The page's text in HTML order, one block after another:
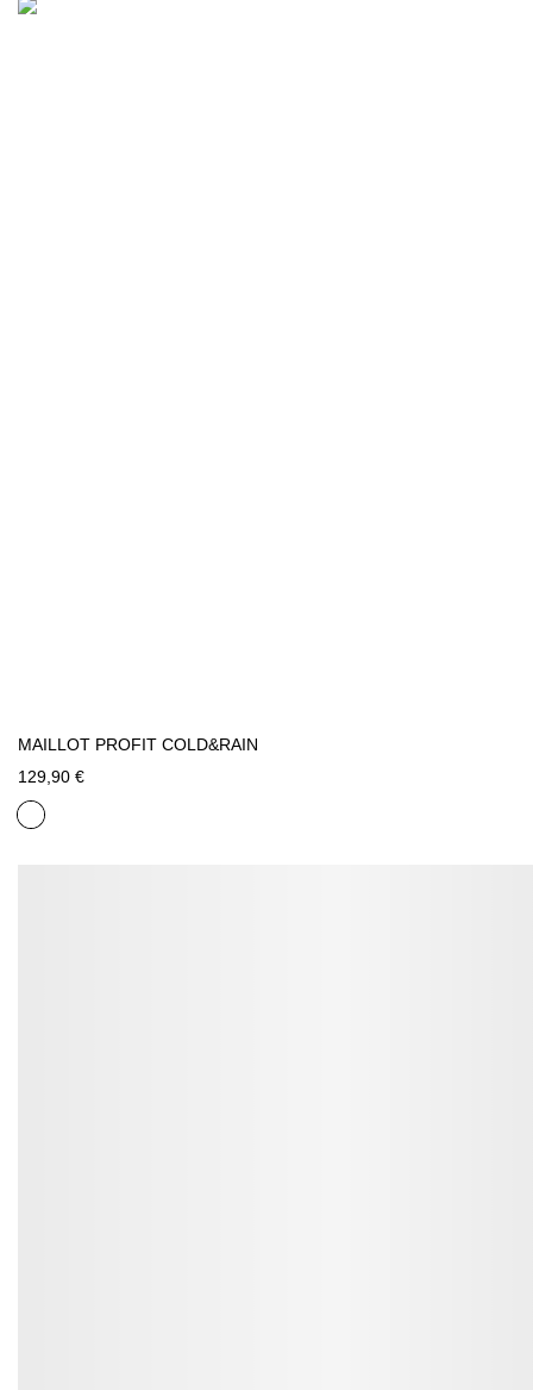
MAILLOT PROFIT COLD&RAIN
129,90 €